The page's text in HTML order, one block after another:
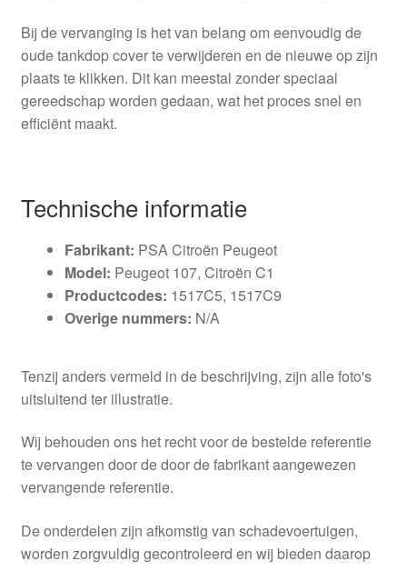
Bij de vervanging is het van belang om eenvoudig de
oude tankdop cover te verwijderen en de nieuwe op zijn
plaats te klikken. Dit kan meestal zonder speciaal
gereedschap worden gedaan, wat het proces snel en
efficiënt maakt.
Technische informatie
Fabrikant: PSA Citroën Peugeot
Model: Peugeot 107, Citroën C1
Productcodes: 1517C5, 1517C9
Overige nummers: N/A
Tenzij anders vermeld in de beschrijving, zijn alle foto's
uitsluitend ter illustratie.
Wij behouden ons het recht voor de bestelde referentie
te vervangen door de door de fabrikant aangewezen
vervangende referentie.
De onderdelen zijn afkomstig van schadevoertuigen,
worden zorgvuldig gecontroleerd en wij bieden daarop